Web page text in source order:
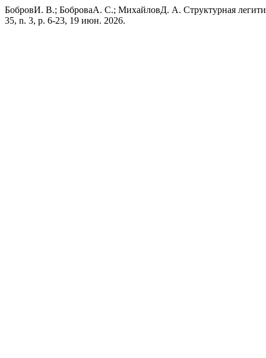
БобровИ. В.; БоброваА. С.; МихайловД. А. Структурная
35, n. 3, p. 6-23, 19 июн. 2026.